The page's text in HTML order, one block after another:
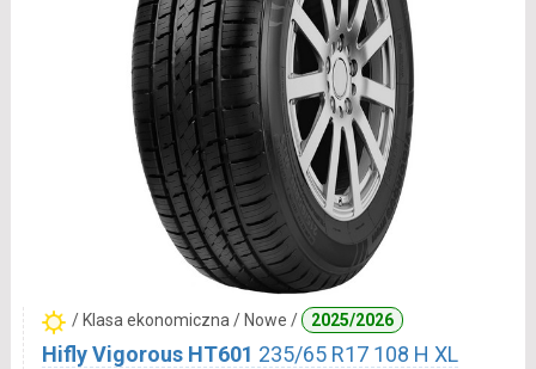
/ Klasa ekonomiczna / Nowe / 2025/2026
Hifly Vigorous HT601 235/65 R17 108 H XL